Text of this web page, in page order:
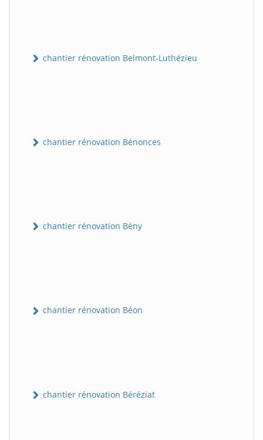
chantier rénovation Belmont-Luthézieu
chantier rénovation Bénonces
chantier rénovation Bény
chantier rénovation Béon
chantier rénovation Béréziat